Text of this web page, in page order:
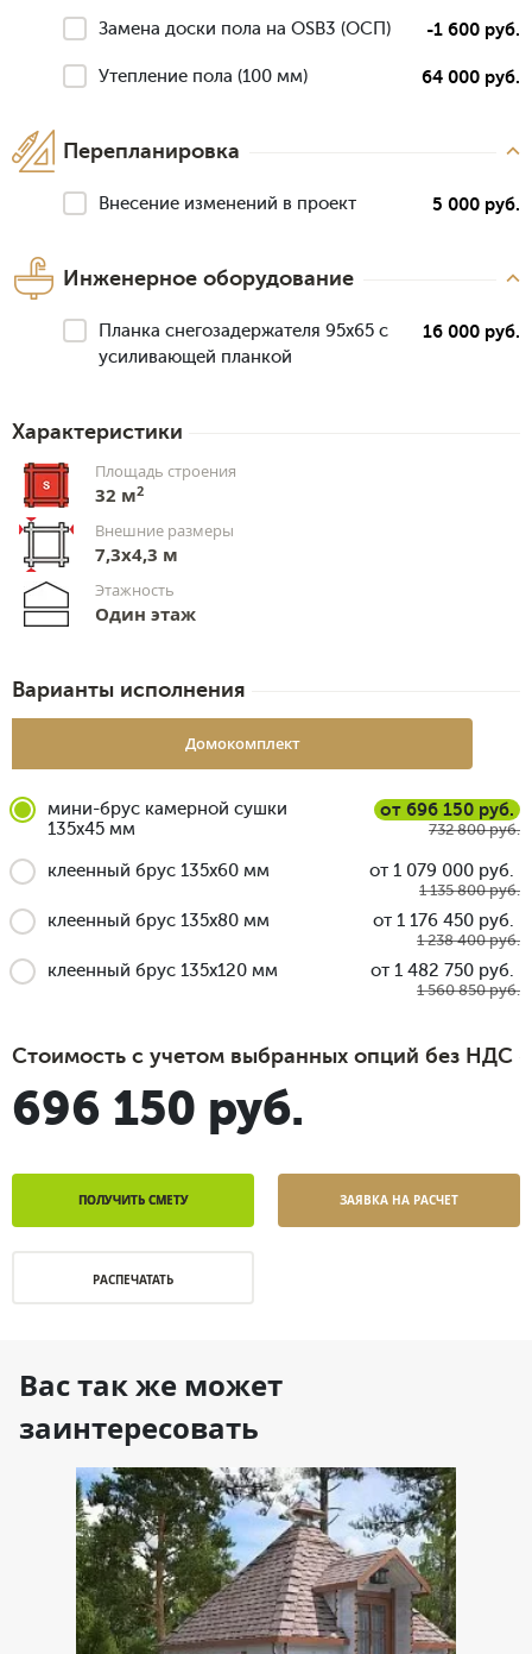
Замена доски пола на OSB3 (ОСП) -1 600 руб.
Утепление пола (100 мм) 64 000 руб.
Перепланировка
Внесение изменений в проект 5 000 руб.
Инженерное оборудование
Планка снегозадержателя 95х65 с
усиливающей планкой
16 000 руб.
Характеристики
Площадь строения
32 м2
Внешние размеры
7,3x4,3 м
Этажность
Один этаж
Варианты исполнения
Домокомплект
мини-брус камерной сушки
135x45 мм
от 696 150 руб.
732 800 руб.
клеенный брус 135x60 мм от 1 079 000 руб.
1 135 800 руб.
клеенный брус 135x80 мм от 1 176 450 руб.
1 238 400 руб.
клеенный брус 135x120 мм от 1 482 750 руб.
1 560 850 руб.
Стоимость с учетом выбранных опций без НДС
696 150 руб.
ПОЛУЧИТЬ СМЕТУ ЗАЯВКА НА РАСЧЕТ
РАСПЕЧАТАТЬ
Вас так же может
заинтересовать